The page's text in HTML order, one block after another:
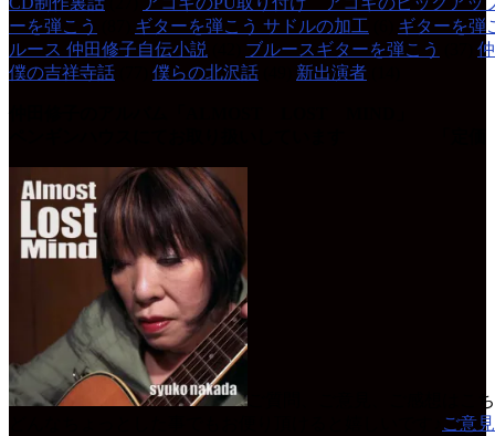
ーを弾こう
ギターを弾こう サドルの加工
ギターを弾
ルース 仲田修子自伝小説
ブルースギターを弾こう
僕の吉祥寺話
僕らの北沢話 新出演者
ご質問、ご意見、ご感想はこ
ご意